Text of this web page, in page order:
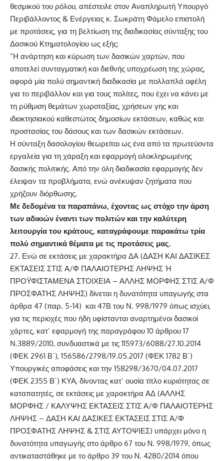
θεσμικού του ρόλου, απέστειλε στον Αναπληρωτή Υπουργό
Περιβάλλοντος & Ενέργειας κ. Σωκράτη Φάμελο επιστολή
με προτάσεις, για τη βελτίωση της διαδικασίας σύνταξης του
Δασικού Κτηματολογίου ως εξής:
”Η ανάρτηση και κύρωση των δασικών χαρτών, που
αποτελεί συνταγματική και διεθνής υποχρέωση της χώρας,
αφορά μία πολύ σημαντική διαδικασία με πολλαπλά οφέλη
για το περιβάλλον και για τους πολίτες, που έχει να κάνει με
τη ρύθμιση θεμάτων χωροταξίας, χρήσεων γης και
ιδιοκτησιακού καθεστώτος δημοσίων εκτάσεων, καθώς και
προστασίας του δάσους και των δασικών εκτάσεων.
Η σύνταξη δασολογίου θεωρείται ως ένα από τα πρωτεύοντα
εργαλεία για τη χάραξη και εφαρμογή ολοκληρωμένης
δασικής πολιτικής. Από την όλη διαδικασία εφαρμογής δεν
έλειψαν τα προβλήματα, ενώ ανέκυψαν ζητήματα που
χρήζουν διόρθωσης.
Με δεδομένα τα παραπάνω, έχοντας ως στόχο την άρση
των αδικιών έναντι των πολιτών και την καλύτερη
λειτουργία του κράτους, καταγράφουμε παρακάτω τρία
πολύ σημαντικά θέματα με τις προτάσεις μας.
Ενώ σε εκτάσεις με χαρακτήρα ΔΑ (ΔΑΣΗ ΚΑΙ ΔΑΣΙΚΕΣ
ΕΚΤΑΣΕΙΣ ΣΤΙΣ Α/Φ ΠΑΛΑΙΟΤΕΡΗΣ ΛΗΨΗΣ Ή
ΠΡΟΫΦΙΣΤΑΜΕΝΑ ΣΤΟΙΧΕΙΑ – ΑΛΛΗΣ ΜΟΡΦΗΣ ΣΤΙΣ Α/Φ
ΠΡΟΣΦΑΤΗΣ ΛΗΨΗΣ) δίνεται η δυνατότητα υπαγωγής στα
άρθρα 47 (παρ. 5-14) και 47Β του Ν. 998/1979 όπως ισχύει,
για τις περιοχές που ήδη υφίστανται αναρτημένοι δασικοί
χάρτες, κατ’ εφαρμογή της παραγράφου 10 άρθρου 17
Ν.3889/2010, συνδυαστικά με τις 115973/6088/27.10.2014
(ΦΕΚ 2961 Β΄), 156586/2798/19.05.2017 (ΦΕΚ 1782 Β΄)
Υπουργικές αποφάσεις και την 158298/3670/04.07.2017
(ΦΕΚ 2355 Β΄) ΚΥΑ, δίνοντας κατ’ ουσία τίτλο κυριότητας σε
καταπατητές, σε εκτάσεις με χαρακτήρα ΑΔ (ΑΛΛΗΣ
ΜΟΡΦΗΣ / ΚΑΛΥΨΗΣ ΕΚΤΑΣΕΙΣ ΣΤΙΣ Α/Φ ΠΑΛΑΙΟΤΕΡΗΣ
ΛΗΨΗΣ – ΔΑΣΗ ΚΑΙ ΔΑΣΙΚΕΣ ΕΚΤΑΣΕΙΣ ΣΤΙΣ Α/Φ
ΠΡΟΣΦΑΤΗΣ ΛΗΨΗΣ & ΣΤΙΣ ΑΥΤΟΨΙΕΣ) υπάρχει μόνο η
δυνατότητα υπαγωγής στο άρθρο 67 του N. 998/1979, όπως
αντικαταστάθηκε με το άρθρο 39 του N. 4280/2014 όπου